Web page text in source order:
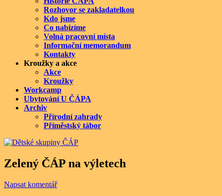
Rozhovor se zakladatelkou
Kdo jsme
Co nabízíme
Volná pracovní místa
Informační memorandum
Kontakty
Kroužky a akce
Akce
Kroužky
Workcamp
Ubytování U ČÁPA
Archiv
Přírodní zahrady
Příměstský tábor
Zelený ČÁP na výletech
Napsat komentář